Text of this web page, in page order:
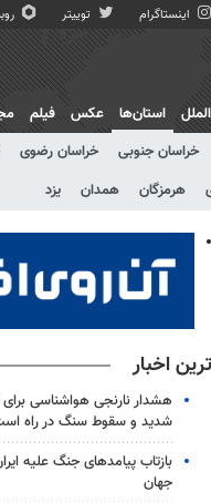
اینستاگرام توییتر
استان‌ها
خراسان جنوبی خراسان رضوی
هرمزگان همدان یزد
عکس فیلم
اخبار
شدید و سقوط سنگ در راه
بازتاب پیامدهای جنگ علیه
جهان